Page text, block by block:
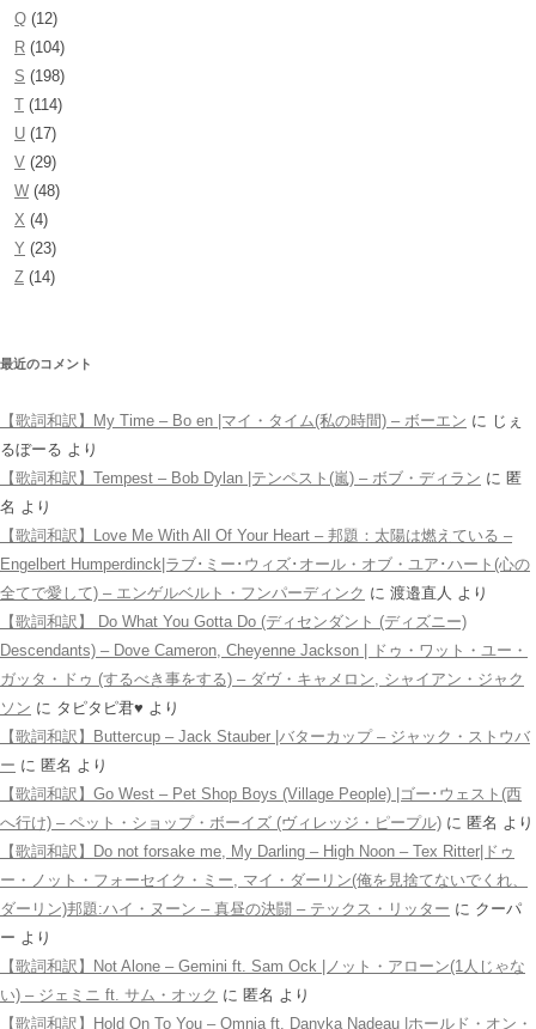
Q (12)
R (104)
S (198)
T (114)
U (17)
V (29)
W (48)
X (4)
Y (23)
Z (14)
最近のコメント
【歌詞和訳】My Time – Bo en |マイ・タイム(私の時間) – ボーエン に じぇ
るぼーる より
【歌詞和訳】Tempest – Bob Dylan |テンペスト(嵐) – ボブ・ディラン に 匿
名 より
【歌詞和訳】Love Me With All Of Your Heart – 邦題：太陽は燃えている –
Engelbert Humperdinck|ラブ･ミー･ウィズ･オール・オブ・ユア･ハート(心の
全てで愛して) – エンゲルベルト・フンパーディンク に 渡邉直人 より
【歌詞和訳】 Do What You Gotta Do (ディセンダント (ディズニー)
Descendants) – Dove Cameron, Cheyenne Jackson | ドゥ・ワット・ユー・
ガッタ・ドゥ (するべき事をする) – ダヴ・キャメロン, シャイアン・ジャク
ソン に タピタピ君♥️ より
【歌詞和訳】Buttercup – Jack Stauber |バターカップ – ジャック・ストウバ
ー に 匿名 より
【歌詞和訳】Go West – Pet Shop Boys (Village People) |ゴー･ウェスト(西
へ行け) – ペット・ショップ・ボーイズ (ヴィレッジ・ピープル) に 匿名 より
【歌詞和訳】Do not forsake me, My Darling – High Noon – Tex Ritter|ドゥ
ー・ノット・フォーセイク・ミー, マイ・ダーリン(俺を見捨てないでくれ、
ダーリン)邦題:ハイ・ヌーン – 真昼の決闘 – テックス・リッター に クーパ
ー より
【歌詞和訳】Not Alone – Gemini ft. Sam Ock |ノット・アローン(1人じゃな
い) – ジェミニ ft. サム・オック に 匿名 より
【歌詞和訳】Hold On To You – Omnia ft. Danyka Nadeau |ホールド・オン・